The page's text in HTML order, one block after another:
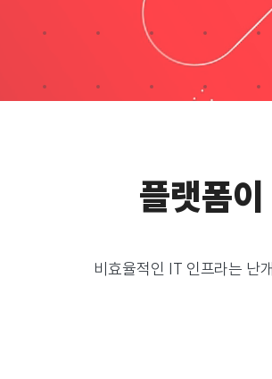
플랫폼
비효율적인 IT 인프라는 난